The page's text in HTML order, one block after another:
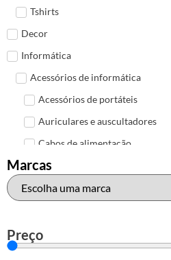
Tshirts
Decor
Informática
Acessórios de informática
Acessórios de portáteis
Auriculares e auscultadores
Cabos de alimentação
Colunas de Som
Hubs
Mais acessórios USB
Marcas
Preço